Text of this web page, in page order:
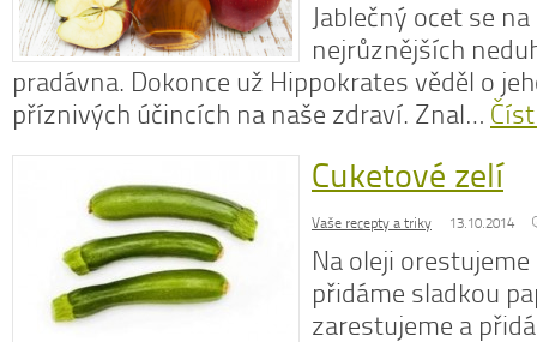
Jablečný ocet se
nejrůznějších
pradávna. Dokonce už Hippokrates věděl o
příznivých účincích na naše zdraví. Znal…
Cuketové zelí
Vaše recepty a triky 13.10.2014
Na oleji
přidáme sladkou
zarestujeme a